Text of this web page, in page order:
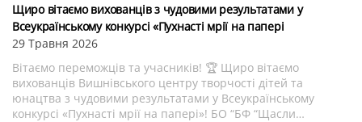
Щиро вітаємо вихованців з чудовими результатами у
Всеукраїнському конкурсі «Пухнасті мрії на папері
29 Травня 2026
Вітаємо переможців та учасників! 🏆 Щиро вітаємо
вихованців Вишнівського центру творчості дітей та
юнацтва з чудовими результатами у Всеукраїнському
конкурсі «Пухнасті мрії на папері»! БО “БФ “Щасли…